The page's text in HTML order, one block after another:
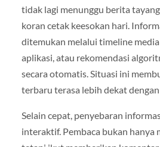
tidak lagi menunggu berita
koran cetak keesokan hari.
ditemukan melalui timeline
aplikasi, atau rekomendasi
secara otomatis. Situasi ini
terbaru terasa lebih dekat
Selain cepat, penyebaran
interaktif. Pembaca bukan hanya